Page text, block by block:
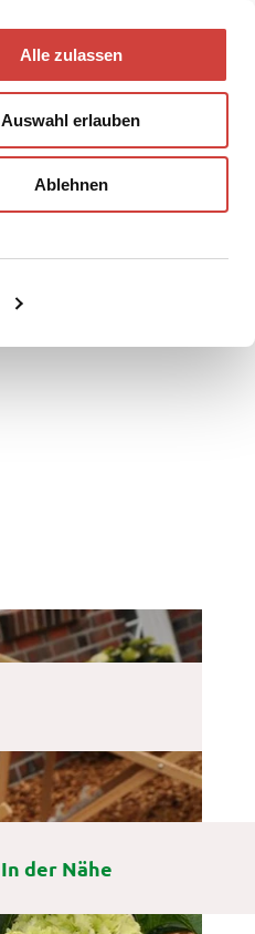
Alle zulassen
Auswahl erlauben
Ablehnen
In der Nähe